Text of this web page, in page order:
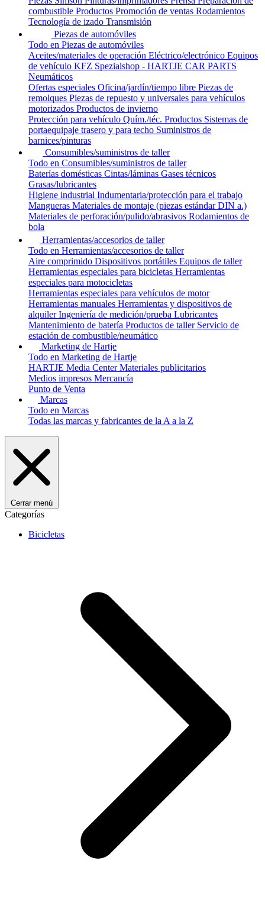
combustible Productos Promoción de ventas Rodamientos
Tecnología de izado Transmisión
Piezas de automóviles
Todo en Piezas de automóviles
Aceites/materiales de operación Eléctrico/electrónico Equipos
de vehículo KFZ Spezialshop - HARTJE CAR PARTS
Neumáticos
Ofertas especiales Oficina/jardín/tiempo libre Piezas de
remolques Piezas de repuesto y universales para vehículos
motorizados Productos de invierno
Protección para vehículo Quím./téc. Productos Sistemas de
portaequipaje trasero y para techo Suministros de
barnices/pinturas
Consumibles/suministros de taller
Todo en Consumibles/suministros de taller
Baterías domésticas Cintas/láminas Gases técnicos
Grasas/lubricantes
Higiene industrial Indumentaria/protección para el trabajo
Mangueras Materiales de montaje (piezas estándar DIN a.)
Materiales de perforación/pulido/abrasivos Rodamientos de
bola
Herramientas/accesorios de taller
Todo en Herramientas/accesorios de taller
Aire comprimido Dispositivos portátiles Equipos de taller
Herramientas especiales para bicicletas Herramientas
especiales para motocicletas
Herramientas especiales para vehículos de motor
Herramientas manuales Herramientas y dispositivos de
alquiler Ingeniería de medición/prueba Lubricantes
Mantenimiento de batería Productos de taller Servicio de
estación de combustible/neumático
Marketing de Hartje
Todo en Marketing de Hartje
HARTJE Media Center Materiales publicitarios
Medios impresos Mercancía
Punto de Venta
Marcas
Todo en Marcas
Todas las marcas y fabricantes de la A a la Z
Cerrar menú
Categorías
Bicicletas